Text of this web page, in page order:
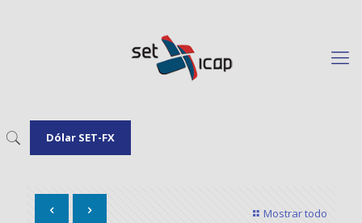
Dólar SET-FX
Mostrar todo